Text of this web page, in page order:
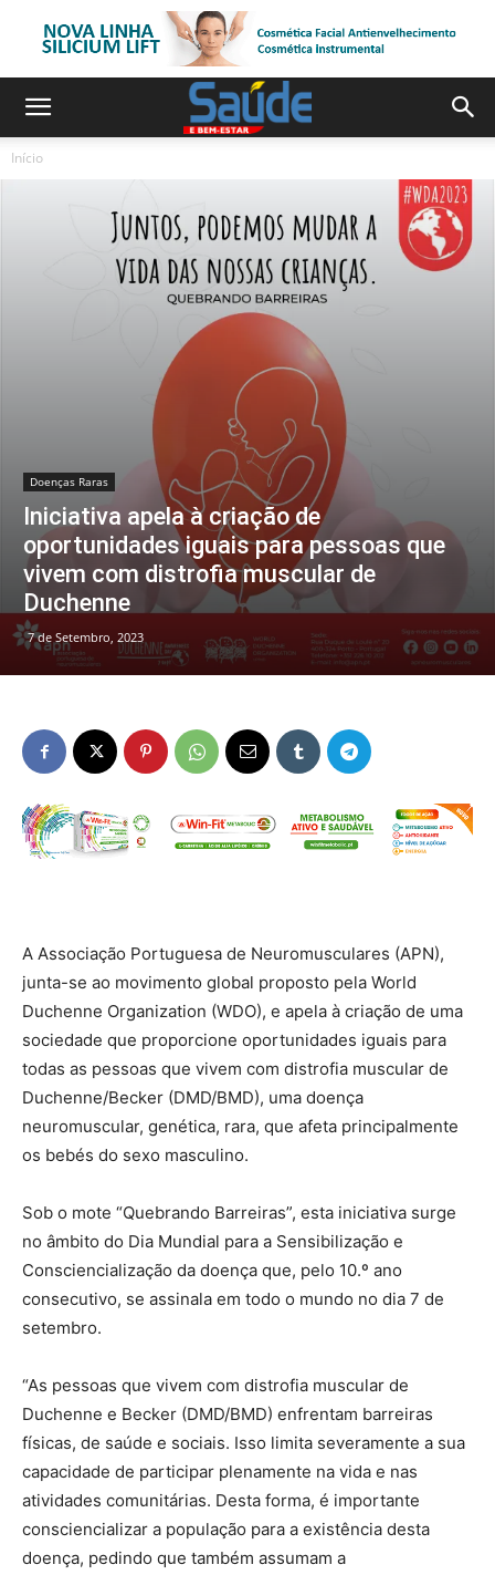
Início
Doenças Raras
Iniciativa apela à criação de
oportunidades iguais para pessoas que
vivem com distrofia muscular de
Duchenne
7 de Setembro, 2023
A Associação Portuguesa de Neuromusculares (APN),
junta-se ao movimento global proposto pela World
Duchenne Organization (WDO), e apela à criação de uma
sociedade que proporcione oportunidades iguais para
todas as pessoas que vivem com distrofia muscular de
Duchenne/Becker (DMD/BMD), uma doença
neuromuscular, genética, rara, que afeta principalmente
os bebés do sexo masculino.
Sob o mote “Quebrando Barreiras”, esta iniciativa surge
no âmbito do Dia Mundial para a Sensibilização e
Consciencialização da doença que, pelo 10.º ano
consecutivo, se assinala em todo o mundo no dia 7 de
setembro.
“As pessoas que vivem com distrofia muscular de
Duchenne e Becker (DMD/BMD) enfrentam barreiras
físicas, de saúde e sociais. Isso limita severamente a sua
capacidade de participar plenamente na vida e nas
atividades comunitárias. Desta forma, é importante
consciencializar a população para a existência desta
doença, pedindo que também assumam a